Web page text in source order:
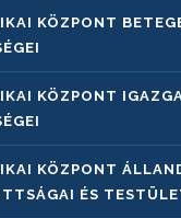
KÖZPONT
KÖZPONT
KÖZPONT
ÉS